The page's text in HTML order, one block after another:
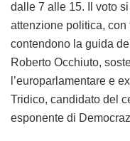
dalle 7 alle 15. Il voto
attenzione politica,
contendono la guida
Roberto Occhiuto,
l’europarlamentare e
Tridico, candidato del
esponente di